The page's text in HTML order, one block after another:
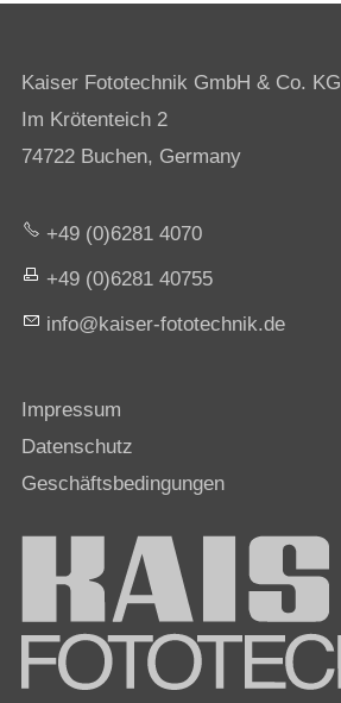
Kaiser Fototechnik GmbH & Co. KG
Im Krötenteich 2
74722 Buchen, Germany
+49 (0)6281 4070
+49 (0)6281 40755
nf
k s r-f t t chn k d
Impressum
Datenschutz
Geschäftsbedingungen